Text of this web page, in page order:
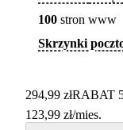
100 stron www
Skrzynki
294,99 złRABAT
123,99 zł/mies.